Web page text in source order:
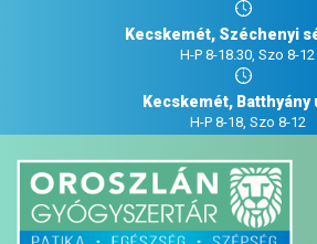
Kecskemét, Széchenyi
H-P 8-18.30, Szo 8-12
Kecskemét, Batthyány
H-P 8-18, Szo 8-12